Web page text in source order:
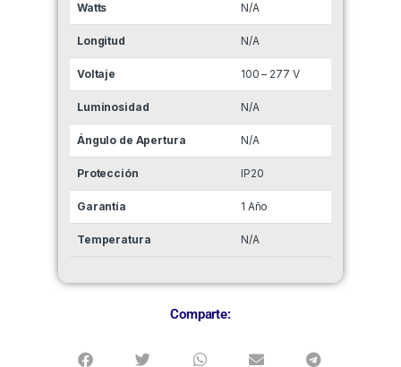
Watts N/A
Longitud N/A
Voltaje 100 – 277 V
Luminosidad N/A
Ángulo de Apertura N/A
Protección IP20
Garantía 1 Año
Temperatura N/A
Comparte: